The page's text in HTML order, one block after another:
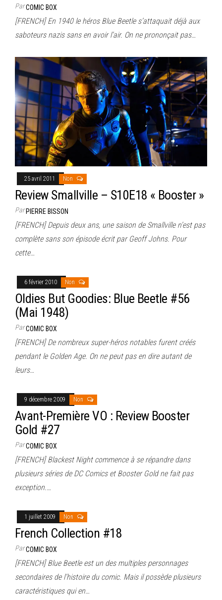
ParCOMIC BOX
[FRENCH] En 1940 le héros Blue Beetle s’attaquait déjà aux
saboteurs nazis sans en avoir l’air. On ne prononçait pas…
25 avril 2011 Non
Review Smallville – S10E18 « Booster »
ParPIERRE BISSON
[FRENCH] Depuis deux ans, une saison de Smallville n’est pas
complète sans son épisode écrit par Geoff Johns. Pour
cette…
6 février 2010 Non
Oldies But Goodies: Blue Beetle #56
(Mai 1948)
ParCOMIC BOX
[FRENCH] De nombreux super-héros notables furent créés
pendant le Golden Age. On ne peut pas en dire autant de
leurs…
9 décembre 2009 Non
Avant-Première VO : Review Booster
Gold #27
ParCOMIC BOX
[FRENCH] Blackest Night commence à se répandre dans
plusieurs séries de DC Comics et Booster Gold ne fait pas
exception.…
1 juillet 2009 Non
French Collection #18
ParCOMIC BOX
[FRENCH] Blue Beetle est un des multiples personnages
secondaires de l’histoire du comic. Mais il possède plusieurs
caractéristiques qui en…